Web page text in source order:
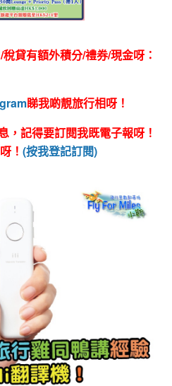
貸有額外積分/禮券/現金呀：
睇我啲靚旅行相呀！
，記得要訂閱我既電子報呀！
！ (按我登記訂閱)